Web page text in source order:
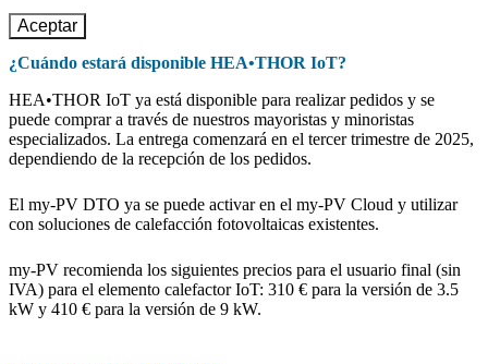
Aceptar
¿Cuándo estará disponible HEA•THOR IoT?
HEA•THOR IoT ya está disponible para realizar pedidos y se
puede comprar a través de nuestros mayoristas y minoristas
especializados. La entrega comenzará en el tercer trimestre de 2025,
dependiendo de la recepción de los pedidos.
El my-PV DTO ya se puede activar en el my-PV Cloud y utilizar
con soluciones de calefacción fotovoltaicas existentes.
my-PV recomienda los siguientes precios para el usuario final (sin
IVA) para el elemento calefactor IoT: 310 € para la versión de 3.5
kW y 410 € para la versión de 9 kW.